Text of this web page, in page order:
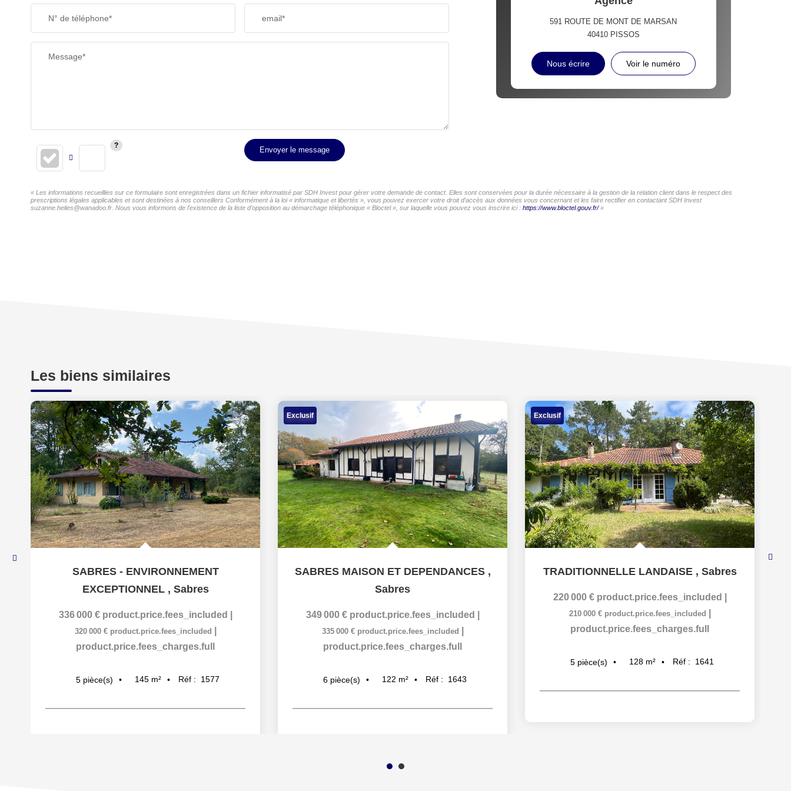
N° de téléphone* email*
Message*
Envoyer le message
591 ROUTE DE MONT DE MARSAN
40410 PISSOS
Nous écrire Voir le numéro
« Les informations recueillies sur ce formulaire sont enregistrées dans un fichier informatisé par SDH Invest pour gérer votre demande de contact. Elles sont conservées pour la durée nécessaire à la gestion de la relation client dans le respect des
prescriptions légales applicables et sont destinées à nos conseillers Conformément à la loi « informatique et libertés », vous pouvez exercer votre droit d'accès aux données vous concernant et les faire rectifier en contactant SDH Invest
suzanne.helies@wanadoo.fr. Nous vous informons de l'existence de la liste d'opposition au démarchage téléphonique « Bloctel », sur laquelle vous pouvez vous inscrire ici : https://www.bloctel.gouv.fr/»
Les biens similaires
SABRES - ENVIRONNEMENT
EXCEPTIONNEL , Sabres
336 000 € product.price.fees_included
320 000 € product.price.fees_included
product.price.fees_charges.full
5 pièce(s) 145 m² Réf : 1577
Exclusif
SABRES MAISON ET DEPENDANCES ,
Sabres
349 000 € product.price.fees_included
335 000 € product.price.fees_included
product.price.fees_charges.full
6 pièce(s) 122 m² Réf : 1643
Exclusif
TRADITIONNELLE LANDAISE , Sabres
220 000 € product.price.fees_included
210 000 € product.price.fees_included
product.price.fees_charges.full
5 pièce(s) 128 m² Réf : 1641